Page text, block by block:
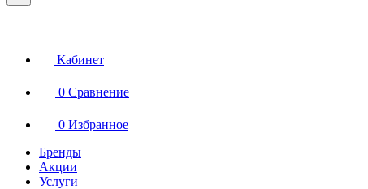
Кабинет
0 Сравнение
0 Избранное
Бренды
Акции
Услуги